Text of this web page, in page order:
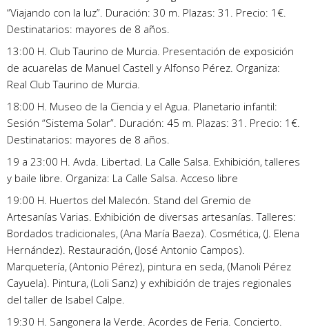
“Viajando con la luz”. Duración: 30 m. Plazas: 31. Precio: 1€.
Destinatarios: mayores de 8 años.
13:00 H. Club Taurino de Murcia. Presentación de exposición
de acuarelas de Manuel Castell y Alfonso Pérez. Organiza:
Real Club Taurino de Murcia.
18:00 H. Museo de la Ciencia y el Agua. Planetario infantil:
Sesión “Sistema Solar”. Duración: 45 m. Plazas: 31. Precio: 1€.
Destinatarios: mayores de 8 años.
19 a 23:00 H. Avda. Libertad. La Calle Salsa. Exhibición, talleres
y baile libre. Organiza: La Calle Salsa. Acceso libre
19:00 H. Huertos del Malecón. Stand del Gremio de
Artesanías Varias. Exhibición de diversas artesanías. Talleres:
Bordados tradicionales, (Ana María Baeza). Cosmética, (J. Elena
Hernández). Restauración, (José Antonio Campos).
Marquetería, (Antonio Pérez), pintura en seda, (Manoli Pérez
Cayuela). Pintura, (Loli Sanz) y exhibición de trajes regionales
del taller de Isabel Calpe.
19:30 H. Sangonera la Verde. Acordes de Feria. Concierto.